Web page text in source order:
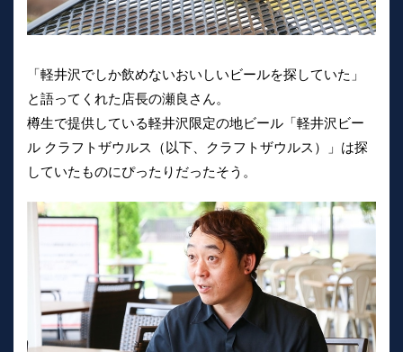
「軽井沢でしか飲めないおいしいビールを探していた」
と語ってくれた店長の瀬良さん。
樽生で提供している軽井沢限定の地ビール「軽井沢ビー
ル クラフトザウルス（以下、クラフトザウルス）」は探
していたものにぴったりだったそう。